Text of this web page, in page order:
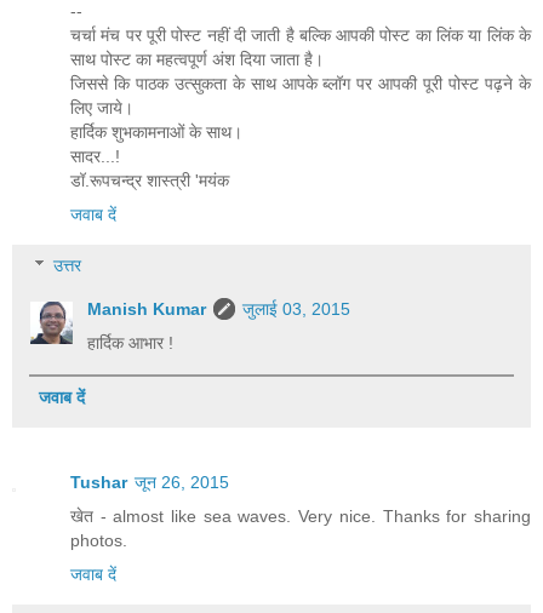
--
चर्चा मंच पर पूरी पोस्ट नहीं दी जाती है बल्कि आपकी पोस्ट का लिंक या लिंक के
साथ पोस्ट का महत्वपूर्ण अंश दिया जाता है।
जिससे कि पाठक उत्सुकता के साथ आपके ब्लॉग पर आपकी पूरी पोस्ट पढ़ने के
लिए जाये।
हार्दिक शुभकामनाओं के साथ।
सादर...!
डॉ.रूपचन्द्र शास्त्री 'मयंक
जवाब दें
उत्तर
Manish Kumar
जुलाई 03, 2015
हार्दिक आभार !
जवाब दें
Tushar जून 26, 2015
खेत - almost like sea waves. Very nice. Thanks for sharing
photos.
जवाब दें